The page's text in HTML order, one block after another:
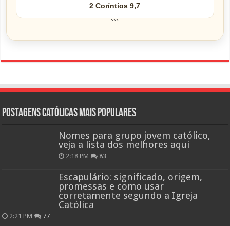
2 Coríntios 9,7
```
Postagens católicas mais Populares
Nomes para grupo jovem católico,
veja a lista dos melhores aqui
2:18 PM 83
Escapulário: significado, origem,
promessas e como usar
corretamente segundo a Igreja
Católica
2:21 PM 77